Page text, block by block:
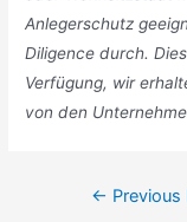
Anlegerschutz
Diligence durch.
Verfügung, wir
von den
Post← Previous